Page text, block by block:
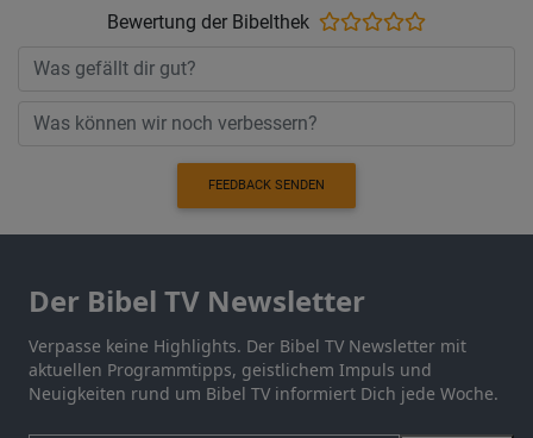
Bewertung der Bibelthek
FEEDBACK SENDEN
Der Bibel TV Newsletter
Verpasse keine Highlights. Der Bibel TV Newsletter mit
aktuellen Programmtipps, geistlichem Impuls und
Neuigkeiten rund um Bibel TV informiert Dich jede Woche.